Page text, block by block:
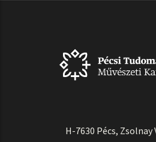
H-7630 Pécs, Zsolnay